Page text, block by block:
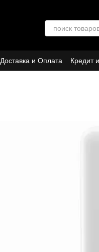
Доставка и Оплата Кредит
Договор публичной оферты